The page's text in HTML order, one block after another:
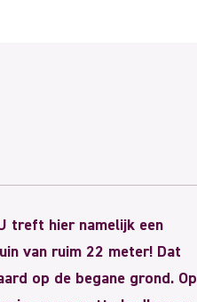
treft hier namelijk een
van ruim 22 meter! Dat
op de begane grond. Op